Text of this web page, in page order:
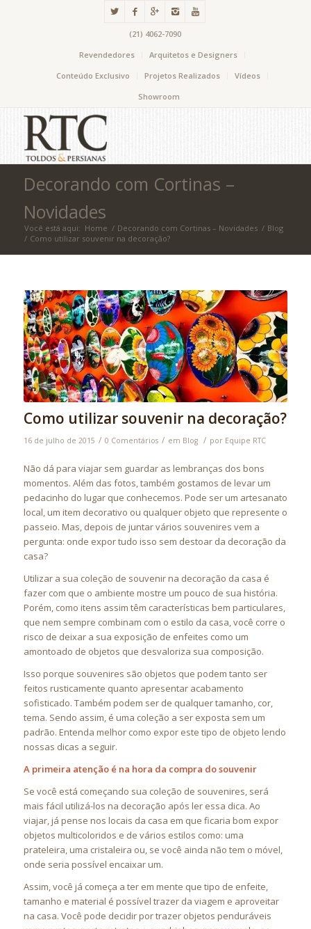
(21) 4062-7090
Revendedores
Arquitetos e Designers
Conteúdo Exclusivo
Projetos Realizados
Vídeos
Showroom
Decorando com Cortinas –
Novidades
Você está aqui: Home / Decorando com Cortinas – Novidades / Blog
/ Como utilizar souvenir na decoração?
Como utilizar souvenir na decoração?
16 de julho de 2015 / 0 Comentários / em Blog / por Equipe RTC
Não dá para viajar sem guardar as lembranças dos bons
momentos. Além das fotos, também gostamos de levar um
pedacinho do lugar que conhecemos. Pode ser um artesanato
local, um item decorativo ou qualquer objeto que represente o
passeio. Mas, depois de juntar vários souvenires vem a
pergunta: onde expor tudo isso sem destoar da decoração da
casa?
Utilizar a sua coleção de souvenir na decoração da casa é
fazer com que o ambiente mostre um pouco de sua história.
Porém, como itens assim têm características bem particulares,
que nem sempre combinam com o estilo da casa, você corre o
risco de deixar a sua exposição de enfeites como um
amontoado de objetos que desvaloriza sua composição.
Isso porque souvenires são objetos que podem tanto ser
feitos rusticamente quanto apresentar acabamento
sofisticado. Também podem ser de qualquer tamanho, cor,
tema. Sendo assim, é uma coleção a ser exposta sem um
padrão. Entenda melhor como expor este tipo de objeto lendo
nossas dicas a seguir.
A primeira atenção é na hora da compra do souvenir
Se você está começando sua coleção de souvenires, será
mais fácil utilizá-los na decoração após ler essa dica. Ao
viajar, já pense nos locais da casa em que ficaria bom expor
objetos multicoloridos e de vários estilos como: uma
prateleira, uma cristaleira ou, se você ainda não tem o móvel,
onde seria possível encaixar um.
Assim, você já começa a ter em mente que tipo de enfeite,
tamanho e material é possível trazer da viagem e aproveitar
na casa. Você pode decidir por trazer objetos penduráveis